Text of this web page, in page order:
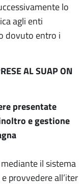
lo
agli enti
dovuto entro i
AL SUAP ON
presentate
e gestione
il sistema
provvedere all’iter